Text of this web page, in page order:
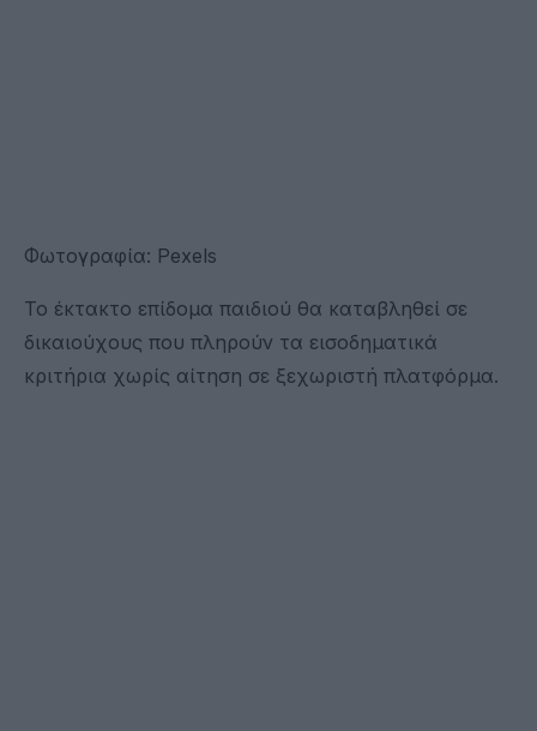
Φωτογραφία: Pexels
Το έκτακτο επίδομα παιδιού θα καταβληθεί σε
δικαιούχους που πληρούν τα εισοδηματικά
κριτήρια χωρίς αίτηση σε ξεχωριστή πλατφόρμα.